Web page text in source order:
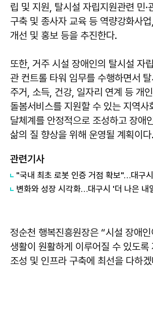
립 및 지원, 탈시설 자립지원관련 민·
구축 및 종사자 교육 등 역량강화사
개선 및 홍보 등을 추진한다.
또한, 거주 시설 장애인의 탈시설 자
관 컨트롤 타워 임무를 수행하면서
주거, 소득, 건강, 일자리 연계 등 개
돌봄서비스를 지원할 수 있는 지역사
달체계를 안정적으로 조성하고 장애
삶의 질 향상을 위해 운영될 계획이다.
관련기사
정순천 행복진흥원장은 “시설 장애
생활이 원활하게 이루어질 수 있도록
조성 및 인프라 구축에 최선을 다하